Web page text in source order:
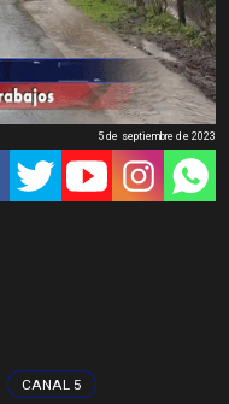
5 de septiembre de 2023
CANAL 5